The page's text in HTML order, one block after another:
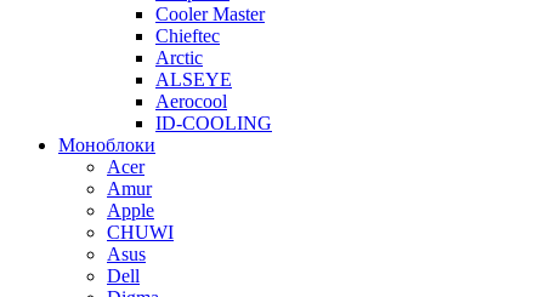
Cooler Master
Chieftec
Arctic
ALSEYE
Aerocool
ID-COOLING
Моноблоки
Acer
Amur
Apple
CHUWI
Asus
Dell